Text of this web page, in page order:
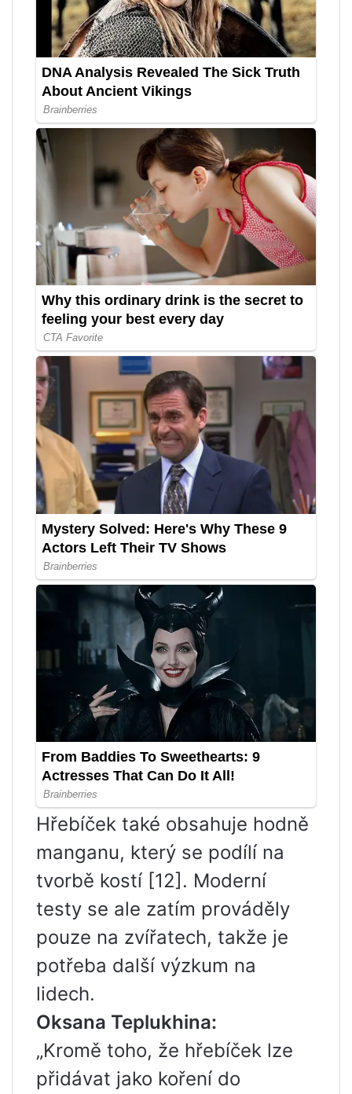
Hřebíček také obsahuje hodně
manganu, který se podílí na
tvorbě kostí [12]. Moderní
testy se ale zatím prováděly
pouze na zvířatech, takže je
potřeba další výzkum na
lidech.
Oksana Teplukhina:
„Kromě toho, že hřebíček lze
přidávat jako koření do